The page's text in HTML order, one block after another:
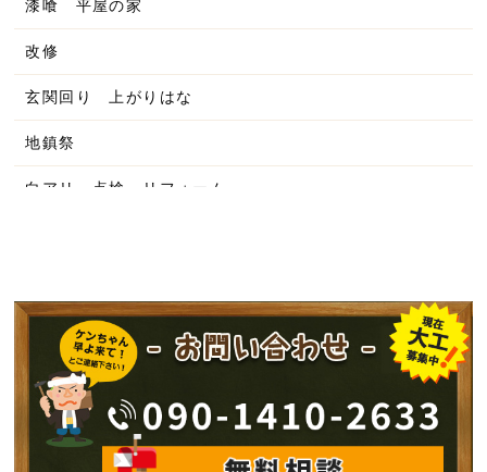
2025年6月
2025年5月
2025年4月
2025年3月
2025年2月
2024年11月
2024年10月
2024年9月
漆喰 平屋の家
改修
玄関回り 上がりはな
地鎮祭
白アリ 点検 リフォーム
工務店
手加工手刻み
古民家再生
リノベーション